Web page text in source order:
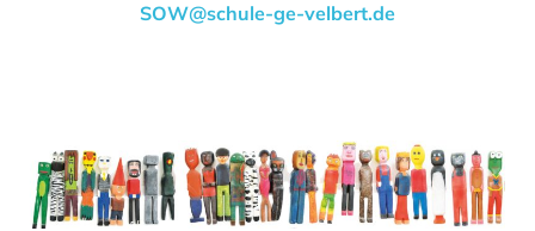
SOW@schule-ge-velbert.de